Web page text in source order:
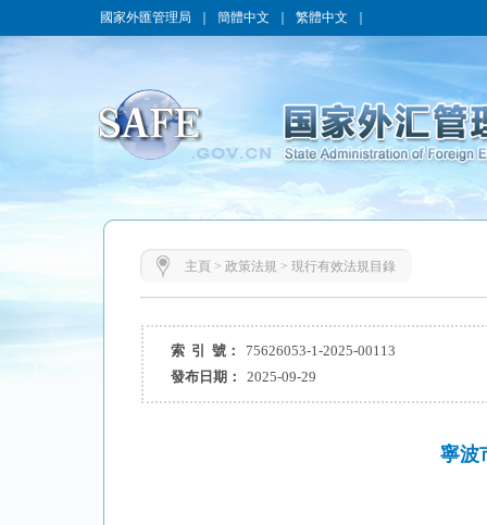
國家外匯管理局 簡體中文 繁體中文
主頁 > 政策法規 > 現行有效法規目錄
索 引 號：
75626053-1-2025-00113
發布日期：
2025-09-29
寧波